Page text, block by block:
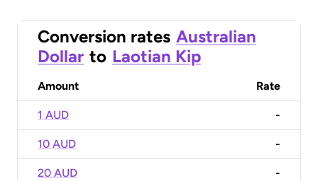
Conversion rates Australian
Dollar to Laotian Kip
Amount Rate
1 AUD -
10 AUD -
20 AUD -